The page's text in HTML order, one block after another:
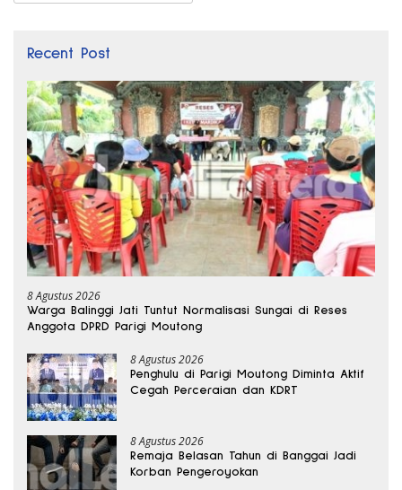
Recent Post
8 Agustus 2026
Warga Balinggi Jati Tuntut Normalisasi Sungai di Reses
Anggota DPRD Parigi Moutong
8 Agustus 2026
Penghulu di Parigi Moutong Diminta Aktif
Cegah Perceraian dan KDRT
8 Agustus 2026
Remaja Belasan Tahun di Banggai Jadi
Korban Pengeroyokan